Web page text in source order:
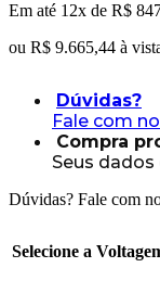
Em até 12x de R$
ou R$ 9.665,44 à
Dúvidas?
Fale com
Compra
Seus
Dúvidas? Fale com
Selecione a